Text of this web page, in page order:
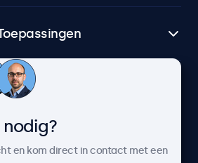
en kom direct in contact met een